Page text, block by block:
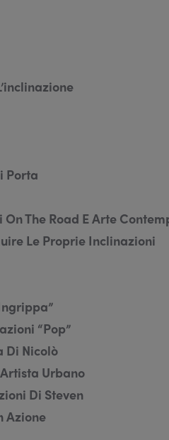
Porta
The Road E Arte
Le Proprie Inclinazioni
“pop”
Di Nicolò
Urbano
Di Steven
Azione